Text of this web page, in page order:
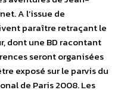
A l’issue de
paraître retraçant le
dont une BD racontant
seront organisées
exposé sur le parvis du
de Paris 2008. Les